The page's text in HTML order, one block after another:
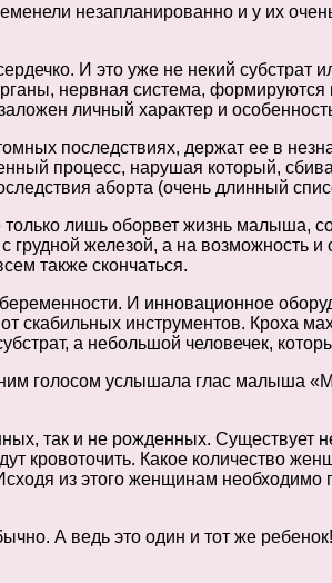
незапланированно и у их
И это уже не некий субстрат
нервная система,
личный характер и
последствиях, держат ее в
процесс, нарушая который,
аборта (очень длинный
лишь оборвет жизнь малыша,
железой, а на возможность
также скончаться.
И инновационное
скабильных инструментов. Кроха
а небольшой человечек,
голосом услышала глас малыша
так и не рожденных.
кровоточить. Какое количество
из этого женщинам необходимо
А ведь это один и тот же